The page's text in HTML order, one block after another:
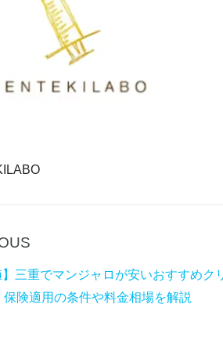
】三重でマンジャロが安いおすすめク
保険適用の条件や料金相場を解説